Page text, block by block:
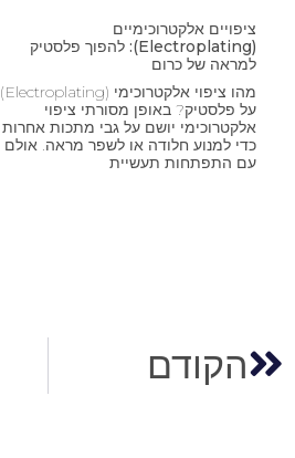
ציפויים אלקטרוכימיים
(Electroplating): להפוך פלסטיק
למראה של כרום
מהו ציפוי אלקטרוכימי (Electroplating)
על פלסטיק? באופן מסורתי ציפוי
אלקטרוכימי יושם על גבי מתכות אחרות
כדי למנוע חלודה או לשפר מראה. אולם
עם התפתחות תעשיית
הקודם